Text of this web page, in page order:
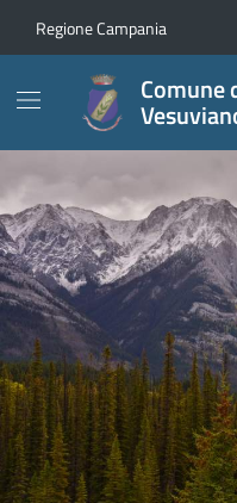
Regione Campania
Comune